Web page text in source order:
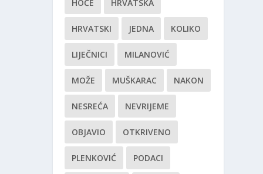
HOĆE HRVATSKA
HRVATSKI JEDNA KOLIKO
LIJEČNICI MILANOVIĆ
MOŽE MUŠKARAC NAKON
NESREĆA NEVRIJEME
OBJAVIO OTKRIVENO
PLENKOVIĆ PODACI